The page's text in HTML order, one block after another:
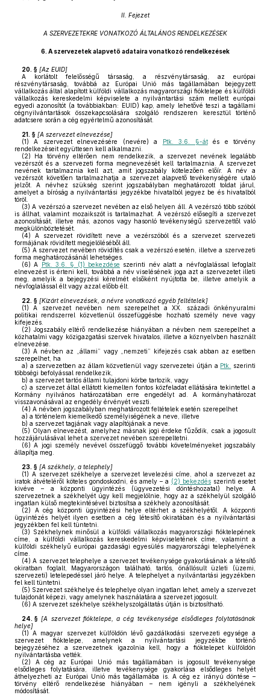
II. Fejezet
A SZERVEZETEKRE VONATKOZÓ ÁLTALÁNOS RENDELKEZÉSEK
6. A szervezetek alapvető adataira vonatkozó rendelkezések
20. § [Az EUID]
A korlátolt felelősségű társaság, a részvénytársaság, az európai
részvénytársaság, továbbá az Európai Unió más tagállamában bejegyzett
vállalkozás által alapított külföldi vállalkozás magyarországi fióktelepe és külföldi
vállalkozás kereskedelmi képviselete a nyilvántartási szám mellett európai
egyedi azonosítót (a továbbiakban: EUID) kap, amely lehetővé teszi a tagállami
cégnyilvántartások összekapcsolására szolgáló rendszeren keresztül történő
adatcsere során a cég egyértelmű azonosítását.
21. § [A szervezet elnevezése]
(1) A szervezet elnevezésére (nevére) a Ptk. 3:6. §-átés e törvény
rendelkezéseit együttesen kell alkalmazni.
(2) Ha törvény eltérően nem rendelkezik, a szervezet nevének legalább
vezérszót és a szervezeti forma megnevezését kell tartalmaznia. A szervezet
nevének tartalmaznia kell azt, amit jogszabály kötelezően előír. A név a
vezérszót követően tartalmazhatja a szervezet alapvető tevékenységére utaló
jelzőt. A névhez szükség szerint jogszabályban meghatározott toldat járul,
amelyet a bíróság a nyilvántartási jegyzékbe hivatalból jegyez be és hivatalból
töröl.
(3) A vezérszó a szervezet nevében az első helyen áll. A vezérszó több szóból
is állhat, valamint mozaikszót is tartalmazhat. A vezérszó elősegíti a szervezet
azonosítását, illetve más, azonos vagy hasonló tevékenységű szervezettől való
megkülönböztetését.
(4) A szervezet rövidített neve a vezérszóból és a szervezet szervezeti
formájának rövidített megjelöléséből áll.
(5) A szervezet nevében rövidítés csak a vezérszó esetén, illetve a szervezeti
forma meghatározásánál lehetséges.
(6) A Ptk. 3:6. § (1) bekezdése szerinti név alatt a névfoglalással lefoglalt
elnevezést is érteni kell, továbbá a név viselésének joga azt a szervezetet illeti
meg, amelyik a bejegyzési kérelmét elsőként nyújtotta be, illetve amelyik a
névfoglalással élt vagy azzal előbb élt.
22. § [Kizárt elnevezések, a névre vonatkozó egyéb feltételek]
(1) A szervezet nevében nem szerepelhet a XX. századi önkényuralmi
politikai rendszerrel közvetlenül összefüggésbe hozható személy neve vagy
kifejezés.
(2) Jogszabály eltérő rendelkezése hiányában a névben nem szerepelhet a
közhatalmi vagy közigazgatási szervek hivatalos, illetve a köznyelvben használt
elnevezése.
(3) A névben az „állami” vagy „nemzeti” kifejezés csak abban az esetben
szerepelhet, ha
a) a szervezetben az állam közvetlenül vagy szervezetei útján a Ptk.
szerinti
többségi befolyással rendelkezik,
b) a szervezet tartós állami tulajdoni körbe tartozik, vagy
c) a szervezet által ellátott kiemelten fontos közfeladat ellátására tekintettel a
Kormány nyilvános határozatában erre engedélyt ad. A kormányhatározat
visszavonásával az engedély érvényét veszti.
(4) A névben jogszabályban meghatározott feltételek esetén szerepelhet
a) a történelem kiemelkedő személyiségének a neve, illetve
b) a szervezet tagjának vagy alapítójának a neve.
(5) Olyan elnevezést, amelyhez másnak jogi érdeke fűződik, csak a jogosult
hozzájárulásával lehet a szervezet nevében szerepeltetni.
(6) A jogi személy nevével összefüggő további követelményeket jogszabály
állapítja meg.
23. § [A székhely, a telephely]
(1) A szervezet székhelye a szervezet levelezési címe, ahol a szervezet az
iratok átvételéről köteles gondoskodni, és amely – a (2) bekezdés szerinti esetet
kivéve – a központi ügyintézés (ügyvezetési döntéshozatal) helye. A
szervezetnek a székhelyét úgy kell megjelölnie, hogy az a székhelyül szolgáló
ingatlan külső megtekintésével biztosítsa a székhely azonosítását.
(2) A cég központi ügyintézési helye eltérhet a székhelyétől. A központi
ügyintézés helyét ilyen esetben a cég létesítő okiratában és a nyilvántartási
jegyzékben fel kell tüntetni.
(3) Székhelynek minősül a külföldi vállalkozás magyarországi fióktelepének
címe, a külföldi vállalkozás kereskedelmi képviseletének címe, valamint a
külföldi székhelyű európai gazdasági egyesülés magyarországi telephelyének
címe.
(4) A szervezet telephelye a szervezet tevékenysége gyakorlásának a létesítő
okiratban foglalt, Magyarországon található, tartós, önállósult üzleti (üzemi,
szervezeti) letelepedéssel járó helye. A telephelyet a nyilvántartási jegyzékben
fel kell tüntetni.
(5) Szervezet székhelye és telephelye olyan ingatlan lehet, amely a szervezet
tulajdonát képezi, vagy amelynek használatára a szervezet jogosult.
(6) A szervezet székhelye székhelyszolgáltatás útján is biztosítható.
24. § [A szervezet fióktelepe, a cég tevékenysége elsődleges folytatásának
helye]
(1) A magyar szervezet külföldön lévő gazdálkodási szervezeti egysége a
szervezet fióktelepe, amelynek a nyilvántartási jegyzékbe történő
bejegyzéséhez a szervezetnek igazolnia kell, hogy a fióktelepet külföldön
nyilvántartásba vették.
(2) A cég az Európai Unió más tagállamában is jogosult tevékenysége
elsődleges folytatására, illetve tevékenysége gyakorlása elsődleges helyét
áthelyezheti az Európai Unió más tagállamába is. A cég ez irányú döntése –
törvény eltérő rendelkezése hiányában – nem igényli a székhelyének
módosítását.